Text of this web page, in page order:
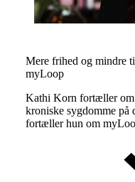
Mere frihed og mindre
myLoop
Kathi Korn fortæller
kroniske sygdomme på
fortæller hun om